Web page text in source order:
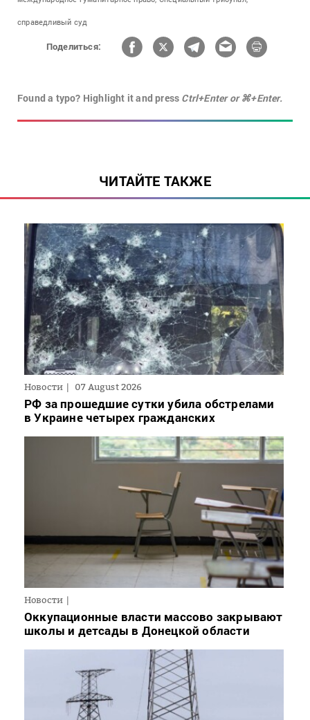
справедливый суд
Поделиться:
Found a typo? Highlight it and press Ctrl+Enter or ⌘+Enter.
ЧИТАЙТЕ ТАКЖЕ
Новости 07 August 2026
РФ за прошедшие сутки убила обстрелами
в Украине четырех гражданских
Новости
Оккупационные власти массово закрывают
школы и детсады в Донецкой области